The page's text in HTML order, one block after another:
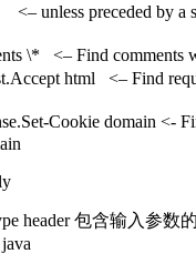
unless preceded by a
\* <– Find comments
html <– Find
Cookie domain <-
header 包含输入参数